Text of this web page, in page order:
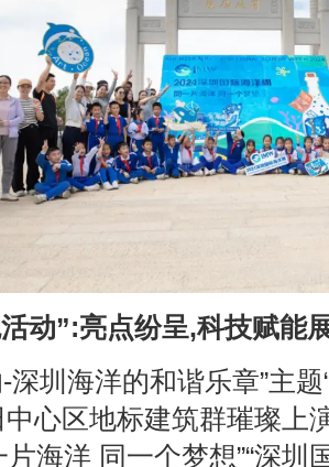
动”:亮点纷呈,科技赋能
深圳海洋的和谐乐章”主
中心区地标建筑群璀璨上
片海洋 同一个梦想”“深圳